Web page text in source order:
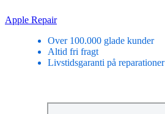
Skip
Apple Repair
Over 100.000 glade kunder
Altid fri fragt
Livstidsgaranti på reparationer